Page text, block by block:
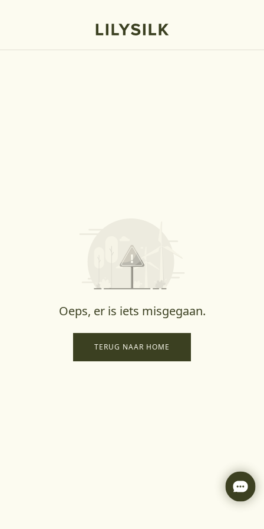
Oeps, er is iets misgegaan.
TERUG NAAR HOME